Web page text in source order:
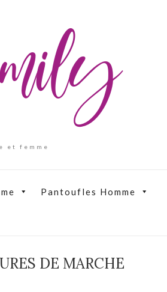
et femme
Pantoufles Homme
DE MARCHE